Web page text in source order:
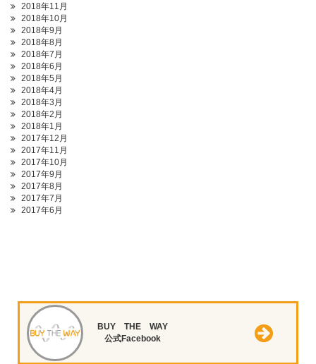
2018年11月
2018年10月
2018年9月
2018年8月
2018年7月
2018年6月
2018年5月
2018年4月
2018年3月
2018年2月
2018年1月
2017年12月
2017年11月
2017年10月
2017年9月
2017年8月
2017年7月
2017年6月
BUY THE WAY
公式Facebook